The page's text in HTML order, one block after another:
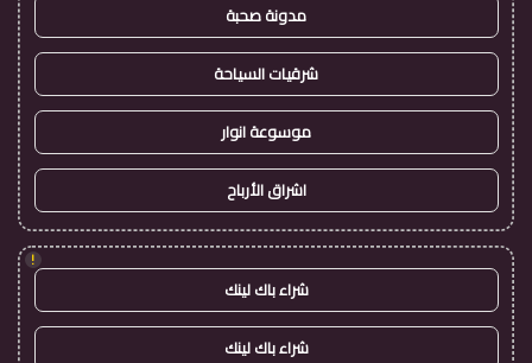
مدونة صحبة
شرقيات السياحة
موسوعة انوار
اشراق الأرباح
!
شراء باك لينك
شراء باك لينك